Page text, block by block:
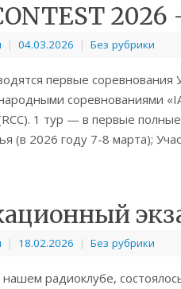
| 04.03.2026 | Без рубрики
первые соревнования
соревнованиями
1 тур — в первые
(в 2026 году 7-8 марта);
| 18.02.2026 | Без рубрики
радиоклубе,